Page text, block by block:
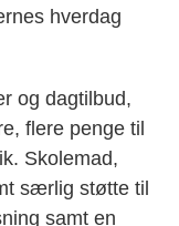
hverdag
og dagtilbud,
flere penge til
Skolemad,
særlig støtte til
samt en